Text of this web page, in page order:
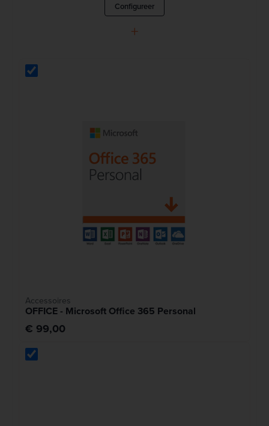
Configureer
+
Accessoires
OFFICE - Microsoft Office 365 Personal
€ 99,00